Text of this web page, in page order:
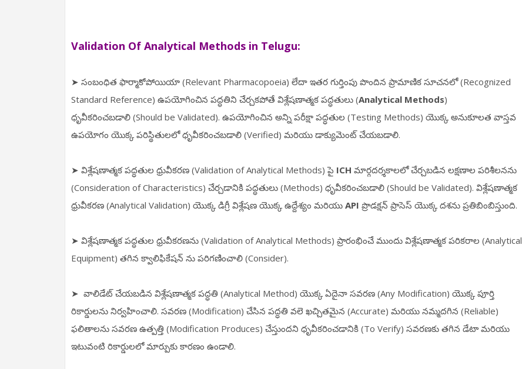
Validation Of Analytical Methods in Telugu:
➤ సంబంధిత ఫార్మాకోపోయియా (Relevant Pharmacopoeia) లేదా ఇతర గుర్తింపు పొందిన ప్రామాణిక సూచనలో (Recognized
Standard Reference) ఉపయోగించిన పద్ధతిని చేర్చకపోతే విశ్లేషణాత్మక పద్ధతులు (Analytical Methods)
ధృవీకరించబడాలి (Should be Validated). ఉపయోగించిన అన్ని పరీక్షా పద్ధతుల (Testing Methods) యొక్క అనుకూలత వాస్తవ
ఉపయోగం యొక్క పరిస్థితులలో ధృవీకరించబడాలి (Verified) మరియు డాక్యుమెంట్ చేయబడాలి.
➤ విశ్లేషణాత్మక పద్ధతుల ధ్రువీకరణ (Validation of Analytical Methods) పై ICH మార్గదర్శకాలలో చేర్చబడిన లక్షణాల పరిశీలనను
(Consideration of Characteristics) చేర్చడానికి పద్ధతులు (Methods) ధృవీకరించబడాలి (Should be Validated). విశ్లేషణాత్మక
ధ్రువీకరణ (Analytical Validation) యొక్క డిగ్రీ విశ్లేషణ యొక్క ఉద్దేశ్యం మరియు API ప్రొడక్షన్ ప్రాసెస్ యొక్క దశను ప్రతిబింబిస్తుంది.
➤ విశ్లేషణాత్మక పద్ధతుల ధ్రువీకరణను (Validation of Analytical Methods) ప్రారంభించే ముందు విశ్లేషణాత్మక పరికరాల (Analytical
Equipment) తగిన క్వాలిఫికేషన్ ను పరిగణించాలి (Consider).
➤ వాలిడేట్ చేయబడిన విశ్లేషణాత్మక పద్ధతి (Analytical Method) యొక్క ఏదైనా సవరణ (Any Modification) యొక్క పూర్తి
రికార్డులను నిర్వహించాలి. సవరణ (Modification) చేసిన పద్ధతి వలె ఖచ్చితమైన (Accurate) మరియు నమ్మదగిన (Reliable)
ఫలితాలను సవరణ ఉత్పత్తి (Modification Produces) చేస్తుందని ధృవీకరించడానికి (To Verify) సవరణకు తగిన డేటా మరియు
ఇటువంటి రికార్డులలో మార్పుకు కారణం ఉండాలి.